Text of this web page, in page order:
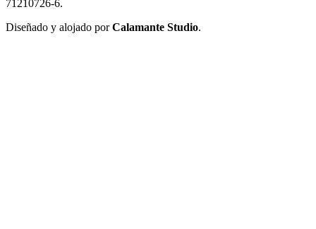
71210726-6.
Diseñado y alojado porCalamante Studio.